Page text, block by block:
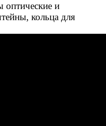
оптические и
кольца для